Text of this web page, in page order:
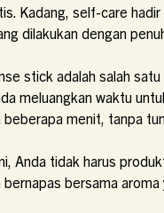
Kadang, self-care
dilakukan dengan
stick adalah salah
meluangkan waktu
beberapa menit, tanpa
Anda tidak harus
bernapas bersama aroma